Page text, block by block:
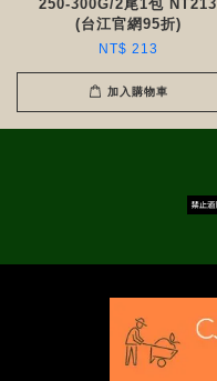
250-300G/2尾1包 NT213
(台江官網95折)
NT$ 213
加入購物車